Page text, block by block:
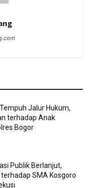
Jalur Hukum,
terhadap Anak
Bogor
Publik Berlanjut,
SMA Kosgoro